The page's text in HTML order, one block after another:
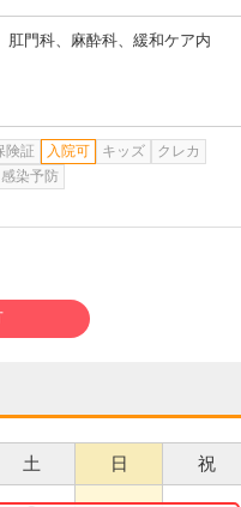
肛門科、 麻酔科、 緩和ケア内
険証 入院可 キッズ
クレカ
感染予防
土 日 祝